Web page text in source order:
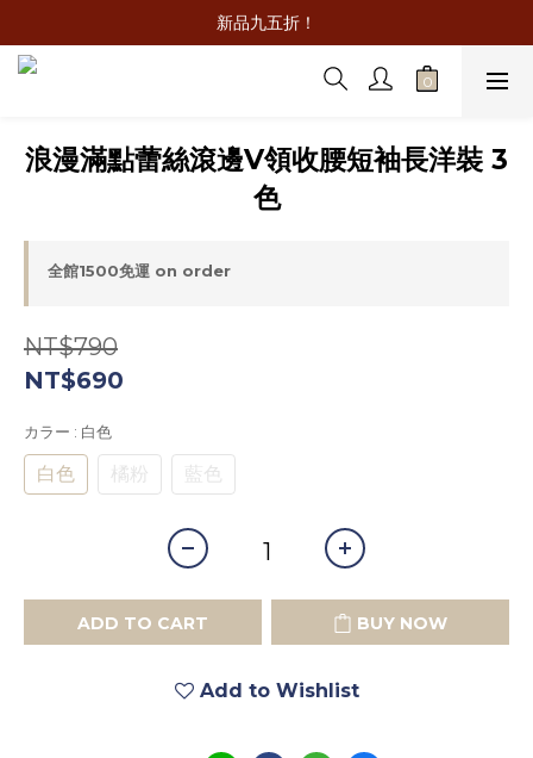
新品九五折！
浪漫滿點蕾絲滾邊V領收腰短袖長洋裝 3
色
全館1500免運 on order
NT$790
NT$690
カラー : 白色
白色 橘粉 藍色
ADD TO CART BUY NOW
Add to Wishlist